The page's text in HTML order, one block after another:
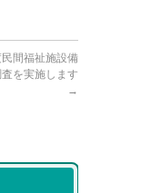
間福祉施設備
を実施します
→